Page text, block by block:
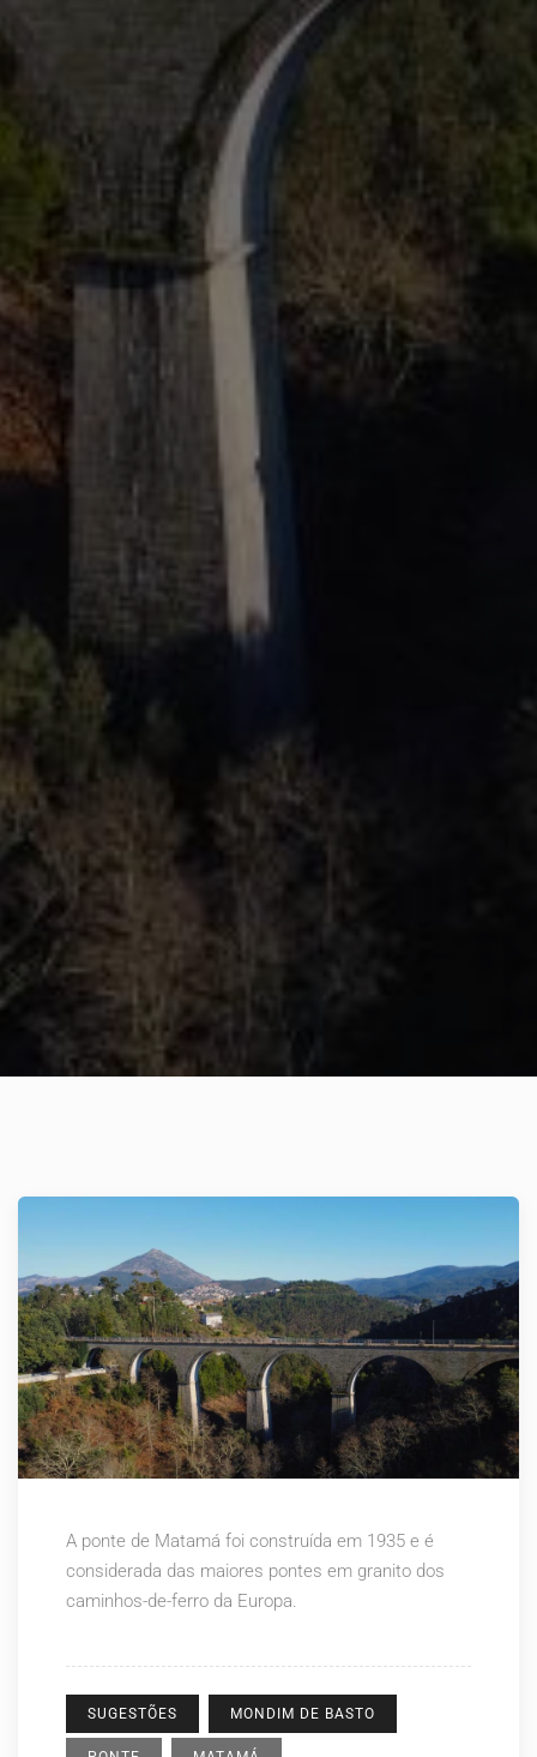
A ponte de Matamá foi construída em 1935 e é
considerada das maiores pontes em granito dos
caminhos-de-ferro da Europa.
SUGESTÕES MONDIM DE BASTO